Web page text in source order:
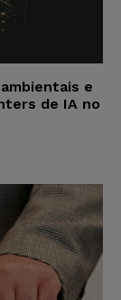
e
de IA no